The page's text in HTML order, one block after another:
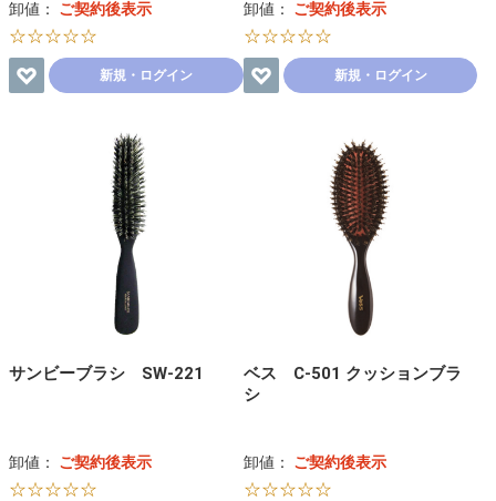
卸値： ご契約後表示
☆☆☆☆☆
新規・ログイン
卸値： ご契約後表示
☆☆☆☆☆
新規・ログイン
サンビーブラシ SW-221
卸値： ご契約後表示
☆☆☆☆☆
ベス C-501 クッションブラ
シ
卸値： ご契約後表示
☆☆☆☆☆